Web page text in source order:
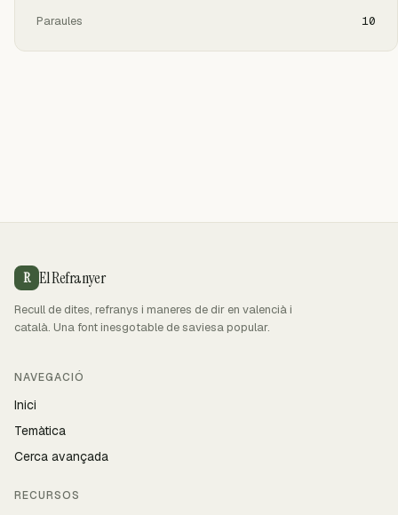
Paraules 10
R El Refranyer
Recull de dites, refranys i maneres de dir en valencià i
català. Una font inesgotable de saviesa popular.
NAVEGACIÓ
Inici
Temàtica
Cerca avançada
RECURSOS